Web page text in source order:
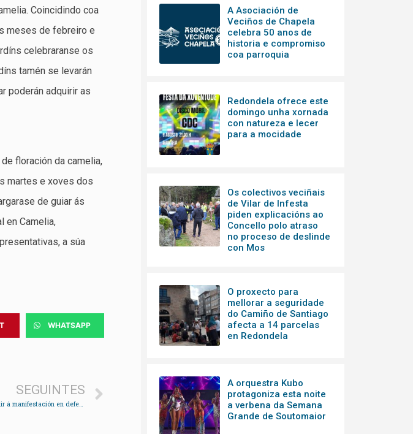
Coincidindo coa
meses de febreiro e
celebraranse os
tamén se levarán
poderán adquirir as
floración da camelia,
martes e xoves dos
de guiar ás
en Camelia,
a súa
WHATSAPP
SEGUINTES
O PSOE pon un autobús para acudir á manifestación en defensa da sanidade pública
A Asociación de
Veciños de Chapela
celebra 50 anos de
historia e compromiso
coa parroquia
Redondela ofrece este
domingo unha xornada
con natureza e lecer
para a mocidade
Os colectivos veciñais
de Vilar de Infesta
piden explicacións ao
Concello polo atraso
no proceso de deslinde
con Mos
O proxecto para
mellorar a seguridade
do Camiño de Santiago
afecta a 14 parcelas
en Redondela
A orquestra Kubo
protagoniza esta noite
a verbena da Semana
Grande de Soutomaior